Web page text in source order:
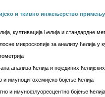
и ткивно инжењерство
култивација ћелија и стандардне
микроскопије за анализу ћелија
анализа ћелија и појединих
и имуноцитохемијско бојење ћелија
и имунофлуоресцентно бојење ћелија